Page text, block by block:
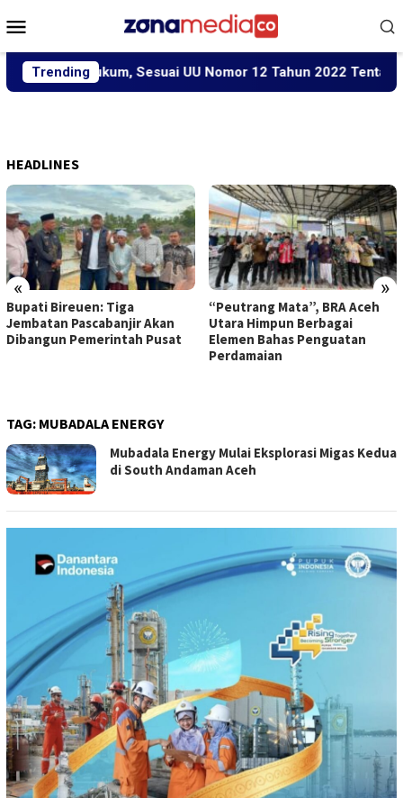
ke
Mobile
Trending
Hukum, Sesuai UU Nomor 12 Tahun 2022 Tentang TPKS
HEADLINES
« »
Bupati Bireuen: Tiga
Jembatan Pascabanjir Akan
Dibangun Pemerintah Pusat
“Peutrang Mata”, BRA Aceh
Utara Himpun Berbagai
Elemen Bahas Penguatan
Perdamaian
TAG: MUBADALA ENERGY
Mubadala Energy Mulai Eksplorasi Migas Kedua
di South Andaman Aceh